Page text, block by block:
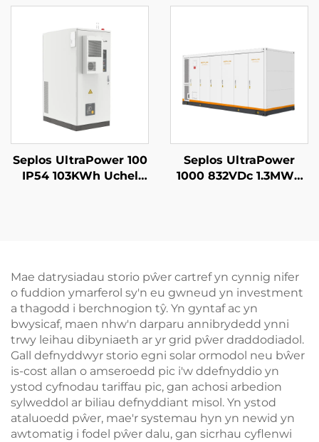
14kWh Batri Solar
Seplos
Cartref 51.2V 14kwh
Seplos UltraPower 100
IP54 103KWh Uchel
Seplos UltraPower
1000 832VDc 1.3MWh
Mae datrysiadau storio pŵer cartref yn cynnig nifer
o fuddion ymarferol sy'n eu gwneud yn investment
a thagodd i berchnogion tŷ. Yn gyntaf ac yn
bwysicaf, maen nhw'n darparu annibrydedd ynni
trwy leihau dibyniaeth ar yr grid pŵer draddodiadol.
Gall defnyddwyr storio egni solar ormodol neu bŵer
is-cost allan o amseroedd pic i'w ddefnyddio yn
ystod cyfnodau tariffau pic, gan achosi arbedion
sylweddol ar biliau defnyddiant misol. Yn ystod
ataluoedd pŵer, mae'r systemau hyn yn newid yn
awtomatig i fodel pŵer dalu, gan sicrhau cyflenwi